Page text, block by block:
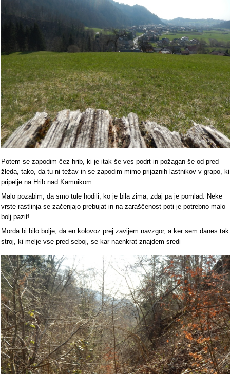
Potem se zapodim čez hrib, ki je itak še ves podrt in požagan še od pred
žleda, tako, da tu ni težav in se zapodim mimo prijaznih lastnikov v grapo, ki
pripelje na Hrib nad Kamnikom.
Malo pozabim, da smo tule hodili, ko je bila zima, zdaj pa je pomlad. Neke
vrste rastlinja se začenjajo prebujat in na zaraščenost poti je potrebno malo
bolj pazit!
Morda bi bilo bolje, da en kolovoz prej zavijem navzgor, a ker sem danes tak
stroj, ki melje vse pred seboj, se kar naenkrat znajdem sredi